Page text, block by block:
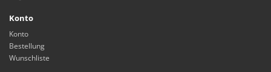
Konto
Konto
Bestellung
Wunschliste